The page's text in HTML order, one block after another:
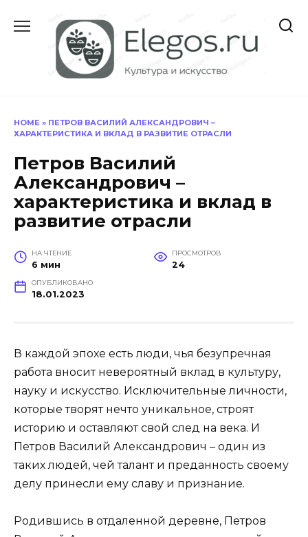
содержанию
HOME » ПЕТРОВ ВАСИЛИЙ АЛЕКСАНДРОВИЧ –
ХАРАКТЕРИСТИКА И ВКЛАД В РАЗВИТИЕ ОТРАСЛИ
Петров Василий
Александрович –
характеристика и вклад в
развитие отрасли
НА ЧТЕНИЕ
6 мин
ПРОСМОТРОВ
24
ОПУБЛИКОВАНО
18.01.2023
В каждой эпохе есть люди, чья безупречная
работа вносит невероятный вклад в культуру,
науку и искусство. Исключительные личности,
которые творят нечто уникальное, строят
историю и оставляют свой след на века. И
Петров Василий Александрович – один из
таких людей, чей талант и преданность своему
делу принесли ему славу и признание.
Родившись в отдаленной деревне, Петров